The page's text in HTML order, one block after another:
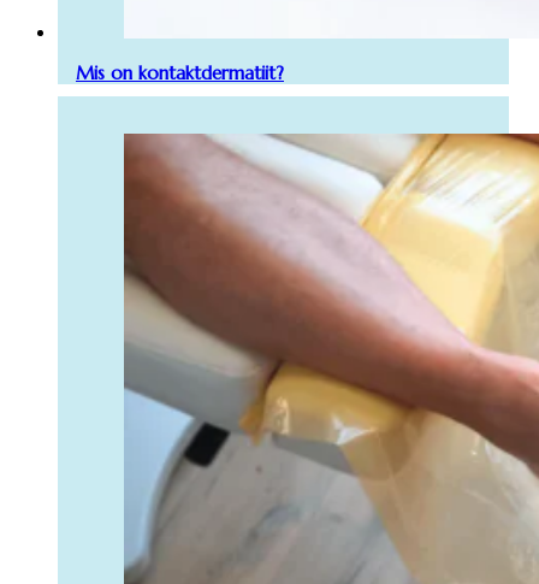
Mis on kontaktdermatiit?